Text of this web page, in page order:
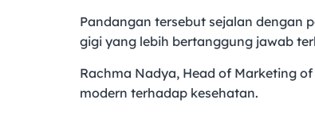
Pandangan tersebut sejalan dengan
gigi yang lebih bertanggung jawab
Rachma Nadya, Head of Marketing
modern terhadap kesehatan.